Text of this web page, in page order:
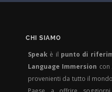
CHI SIAMO
Speak è il punto di
Language Immersion
provenienti da tutto il